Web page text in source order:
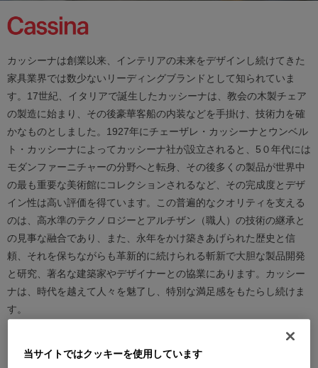
カッシーナは創業以来、インテリアの未来をデザインし続けてきた
家具業界では数少ないリーディングブランドとして知られていま
す。17世紀、イタリアで誕生したカッシーナは、教会の木製チェア
の製造に始まり、その後豪華客船の内装などを手掛け、技術力を確
かなものとしました。1927年にチェーザレ・カッシーナとウンベル
ト・カッシーナによってカッシーナ社が設立されると、5０年代には
モダンファーニチャーの分野へと転身、その後多くの製品が世界中
の最も重要な美術館にコレクションされるなど、その完成度とデザ
イン性は高い評価を得ています。この普遍的なクオリティを支える
のは、高水準のテクノロジーとアルチザン（職人）の技術の継承と
の見事な融合であり、また、永年をかけ築きあげられた歴史と信
頼、それを保ちながらも革新的に続けられる斬新で大胆な製品開発
と研究、著名な建築家やデザイナーとの協業にあります。カッシー
ナは、時代を越えて人々を魅了し、特別な満足感をもたらし続けま
す。
当サイトではクッキーを使用しています